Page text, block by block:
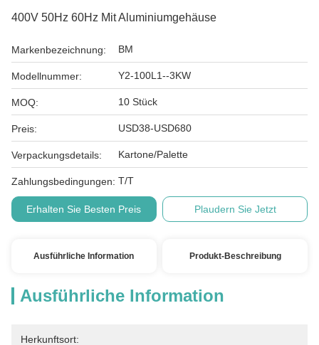
400V 50Hz 60Hz Mit Aluminiumgehäuse
Markenbezeichnung: BM
Modellnummer: Y2-100L1--3KW
MOQ: 10 Stück
Preis: USD38-USD680
Verpackungsdetails: Kartone/Palette
Zahlungsbedingungen: T/T
Erhalten Sie Besten Preis Plaudern Sie Jetzt
Ausführliche Information Produkt-Beschreibung
Ausführliche Information
Herkunftsort: